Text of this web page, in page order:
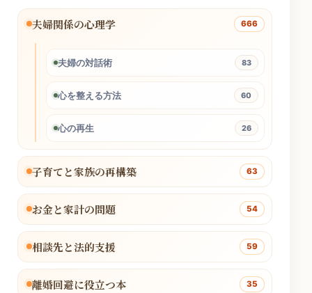
夫婦関係の心理学 666
夫婦の対話術 83
心を整える方法 60
心の再生 26
子育てと家族の再構築 63
お金と家計の問題 54
相談先と法的支援 59
離婚回避に役立つ本 35